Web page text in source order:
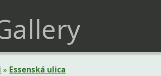
» Essenská ulica